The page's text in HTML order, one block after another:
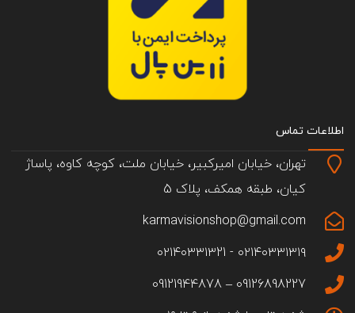
اطلاعات تماس
تهران، خیابان امیرکبیر، خیابان ملت، کوچه کاوه، پاساژ
کیان، طبقه همکف، پلاک 5
karmavisionshop@gmail.com
۰۲۱۴۰۳۳۱۳۱۹ - ۰۲۱۴۰۳۳۱۳21
09126898227 – 09121944878